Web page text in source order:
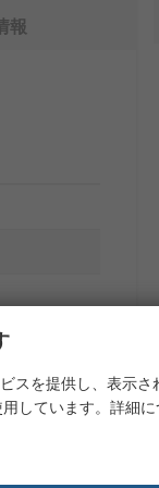
報
スを提供し、表示さ
しています。詳細